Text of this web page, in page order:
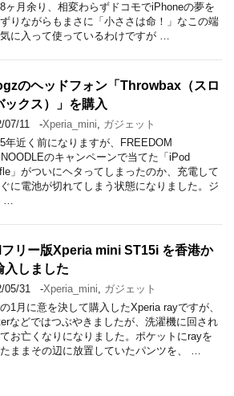
ヶ月余り、相変わらずドコモでiPhoneの夢を
りながらもまさに「小ささは命！」なこの端
に入って使っているわけですが …
のヘッドフォン「Throwbax（スロ
ックス）」を購入
07/11 -Xperia_mini, ガジェット
年近く前になりますが、FREEDOM
のキャンペーンで当てた「iPod
」がついにヘタってしまったのか、充電して
に電池が切れてしまう状態になりました。ジ
…
リー版Xperia mini ST15i を香港か
入しました
05/31 -Xperia_mini, ガジェット
1月に意を決して購入したXperia rayですが、
などではつぶやきましたが、洗濯機に回され
お亡くなりになりました。ポケットにrayを
ままその辺に放置していたパンツを、 …